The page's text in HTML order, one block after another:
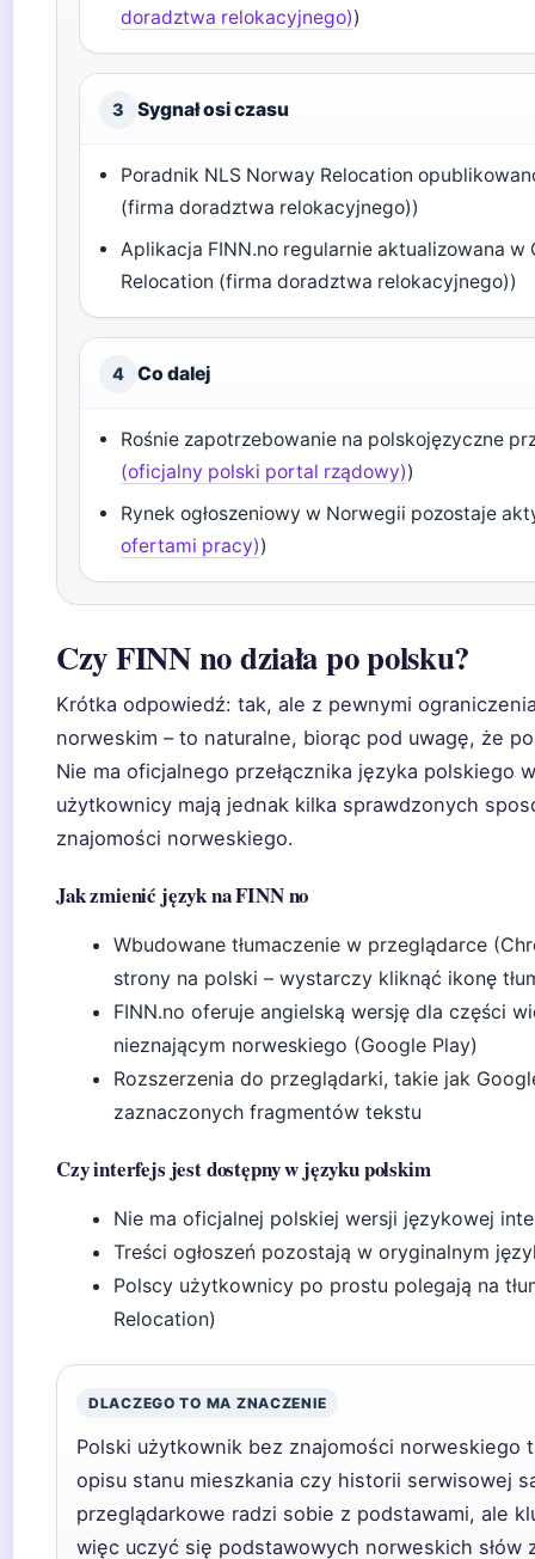
doradztwa relokacyjnego))
3 Sygnał osi czasu
Poradnik NLS Norway Relocation
(firma doradztwa relokacyjnego))
Aplikacja FINN.no regularnie aktualizowana
Relocation (firma doradztwa relokacyjnego))
4 Co dalej
Rośnie zapotrzebowanie na polskojęzyczne
(oficjalny polski portal rządowy))
Rynek ogłoszeniowy w Norwegii pozostaje
ofertami pracy))
Czy FINN no działa po polsku?
Krótka odpowiedź: tak, ale z pewnymi
norweskim – to naturalne, biorąc pod uwagę, że
Nie ma oficjalnego przełącznika języka polskiego
użytkownicy mają jednak kilka sprawdzonych
znajomości norweskiego.
Jak zmienić język na FINN no
Wbudowane tłumaczenie w przeglądarce
strony na polski – wystarczy kliknąć ikonę
FINN.no oferuje angielską wersję dla części
nieznającym norweskiego (Google Play)
Rozszerzenia do przeglądarki, takie jak
zaznaczonych fragmentów tekstu
Czy interfejs jest dostępny w języku polskim
Nie ma oficjalnej polskiej wersji językowej
Treści ogłoszeń pozostają w oryginalnym
Polscy użytkownicy po prostu polegają na
Relocation)
DLACZEGO TO MA ZNACZENIE
Polski użytkownik bez znajomości norweskiego
opisu stanu mieszkania czy historii serwisowej
przeglądarkowe radzi sobie z podstawami, ale
więc uczyć się podstawowych norweskich słów